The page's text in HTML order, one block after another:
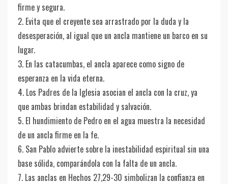
firme y segura.
2. Evita que el creyente sea arrastrado por la duda y la
desesperación, al igual que un ancla mantiene un barco en su
lugar.
3. En las catacumbas, el ancla aparece como signo de
esperanza en la vida eterna.
4. Los Padres de la Iglesia asocian el ancla con la cruz, ya
que ambas brindan estabilidad y salvación.
5. El hundimiento de Pedro en el agua muestra la necesidad
de un ancla firme en la fe.
6. San Pablo advierte sobre la inestabilidad espiritual sin una
base sólida, comparándola con la falta de un ancla.
7. Las anclas en Hechos 27,29-30 simbolizan la confianza en